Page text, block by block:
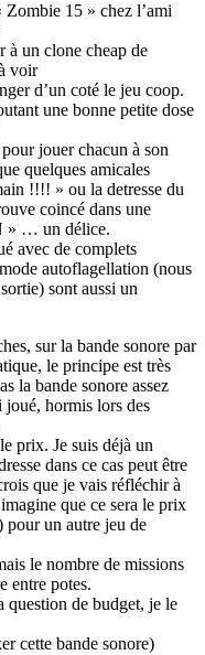
Zombie 15 » chez l’ami
à un clone cheap de
voir
d’un coté le jeu coop.
une bonne petite dose
jouer chacun à son
quelques amicales
!!!! » ou la detresse du
coincé dans une
» … un délice.
avec de complets
autoflagellation (nous
sont aussi un
sur la bande sonore par
le principe est très
la bande sonore assez
joué, hormis lors des
prix. Je suis déjà un
dans ce cas peut être
que je vais réfléchir à
que ce sera le prix
pour un autre jeu de
le nombre de missions
entre potes.
question de budget, je le
cette bande sonore)